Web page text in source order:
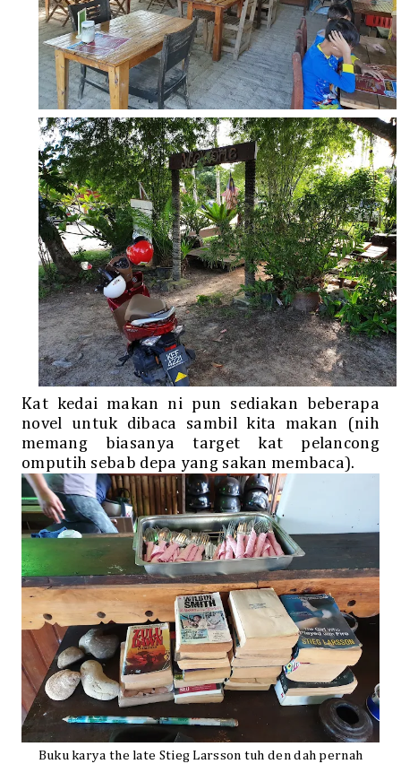
Kat kedai makan ni pun sediakan beberapa
novel untuk dibaca sambil kita makan (nih
memang biasanya target kat pelancong
omputih sebab depa yang sakan membaca).
Buku karya the late Stieg Larsson tuh den dah pernah